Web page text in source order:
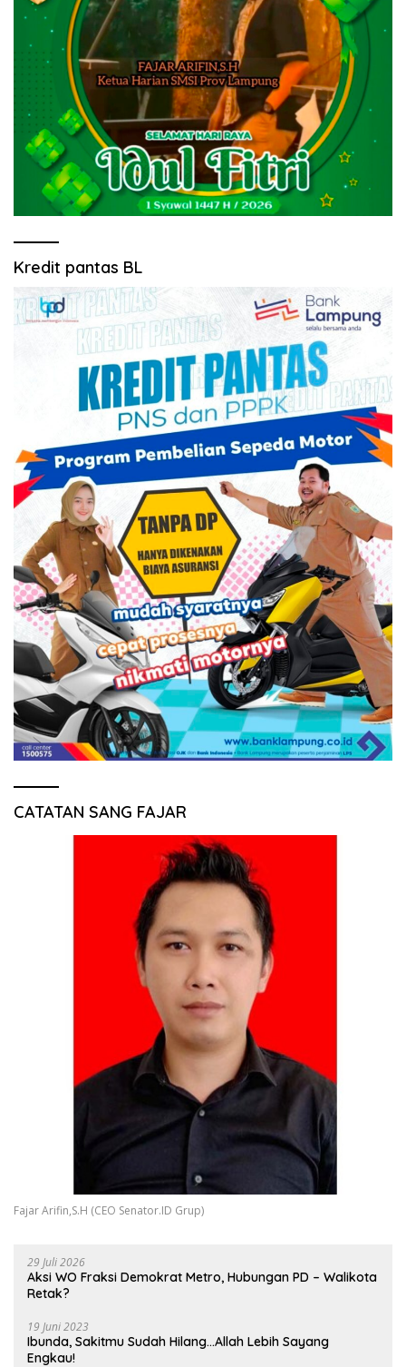
Kredit pantas BL
CATATAN SANG FAJAR
Fajar Arifin,S.H (CEO Senator.ID Grup)
29 Juli 2026
Aksi WO Fraksi Demokrat Metro, Hubungan PD – Walikota
Retak?
19 Juni 2023
Ibunda, Sakitmu Sudah Hilang…Allah Lebih Sayang
Engkau!